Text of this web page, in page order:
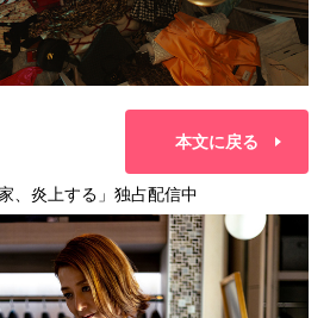
本文に戻る
、炎上する」独占配信中